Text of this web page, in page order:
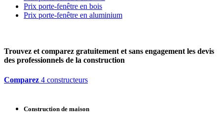
Prix porte-fenêtre en bois
Prix porte-fenêtre en aluminium
Trouvez et comparez gratuitement et sans engagement les devis
des professionnels de la construction
Comparez 4 constructeurs
Construction de maison